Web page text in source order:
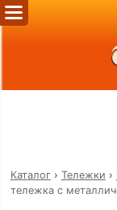
Каталог› Тележки ›
тележка с